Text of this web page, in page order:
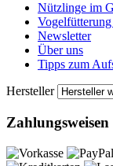
Nützlinge im
Newsletter
Über uns
Tipps zum
Hersteller
Zahlungsweisen